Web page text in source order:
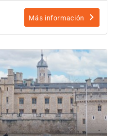
Más información